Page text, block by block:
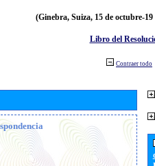
(Ginebra, Suiza, 15 de octubre-19
Libro del
Contraer todo